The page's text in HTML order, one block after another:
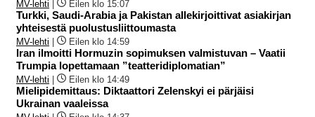
MV-lehti Eilen klo 15:07
Turkki, Saudi-Arabia ja Pakistan allekirjoittivat asiakirjan
yhteisestä puolustusliittoumasta
MV-lehti Eilen klo 14:59
Iran ilmoitti Hormuzin sopimuksen valmistuvan – Vaatii
Trumpia lopettamaan ”teatteridiplomatian”
MV-lehti Eilen klo 14:49
Mielipidemittaus: Diktaattori Zelenskyi ei pärjäisi
Ukrainan vaaleissa